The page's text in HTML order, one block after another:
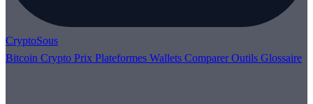
CryptoSous
Bitcoin Crypto Prix Plateformes Wallets ComparerOutils Glossaire